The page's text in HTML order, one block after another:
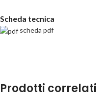
Scheda tecnica
scheda pdf
Prodotti correlati